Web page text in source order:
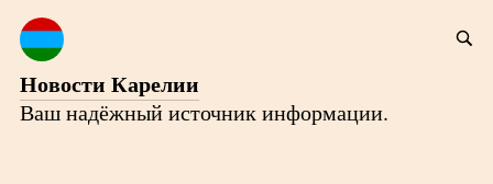
Новости Карелии
Ваш надёжный источник информации.